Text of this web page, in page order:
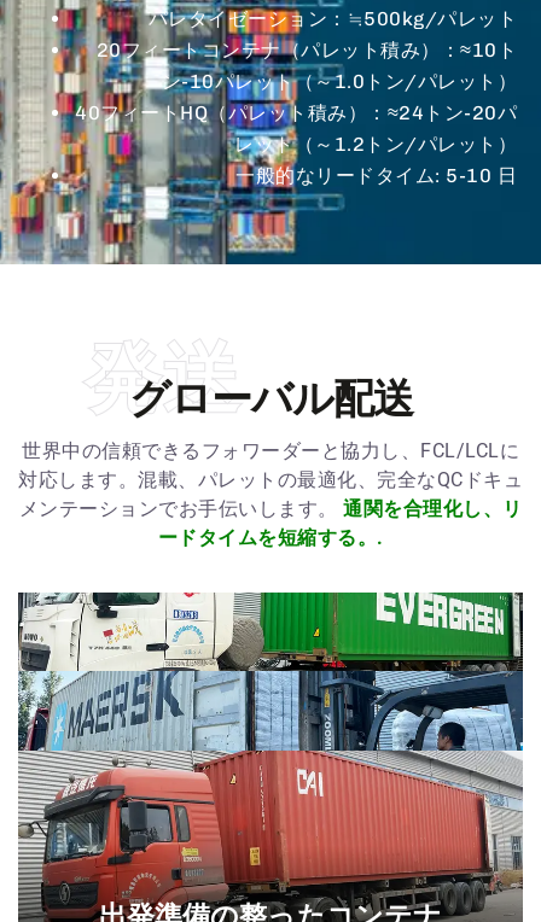
パレタイゼーション：≒500kg/パレット
20フィートコンテナ（パレット積み）：≈10ト
ン-10パレット（～1.0トン/パレット）
40フィートHQ（パレット積み）：≈24トン-20パ
レット（～1.2トン/パレット）
一般的なリードタイム: 5-10 日
発送
グローバル配送
世界中の信頼できるフォワーダーと協力し、FCL/LCLに
対応します。混載、パレットの最適化、完全なQCドキュ
メンテーションでお手伝いします。 通関を合理化し、リ
ードタイムを短縮する。.